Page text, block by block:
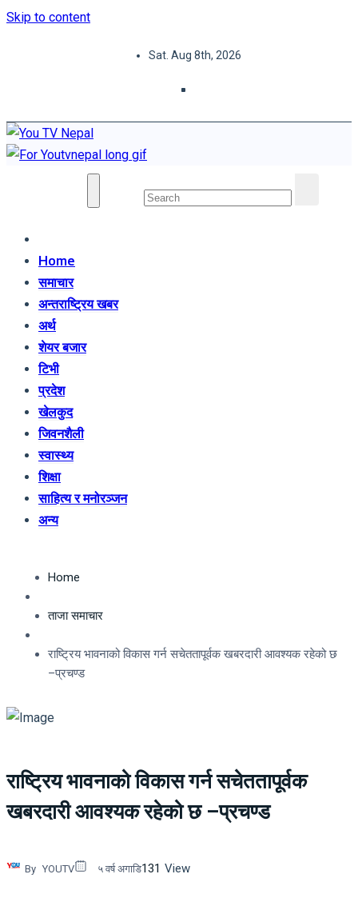
Skip to content
Sat. Aug 8th, 2026
Home
समाचार
अन्तराष्ट्रिय खबर
अर्थ
शेयर बजार
टिभी
प्रदेश
खेलकुद
जिवनशैली
स्वास्थ्य
शिक्षा
साहित्य र मनोरञ्जन
अन्य
Home
ताजा समाचार
राष्ट्रिय भावनाको विकास गर्न सचेततापूर्वक खबरदारी आवश्यक रहेको छ
–प्रचण्ड
राष्ट्रिय भावनाको विकास गर्न सचेततापूर्वक
खबरदारी आवश्यक रहेको छ –प्रचण्ड
By YOUTV ५ वर्ष अगाडि131 View